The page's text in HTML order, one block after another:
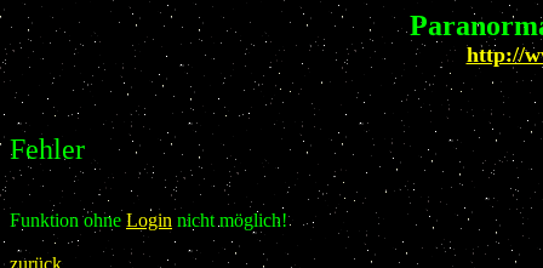
http://
Fehler
Funktion ohne Login nicht möglich!
zurück